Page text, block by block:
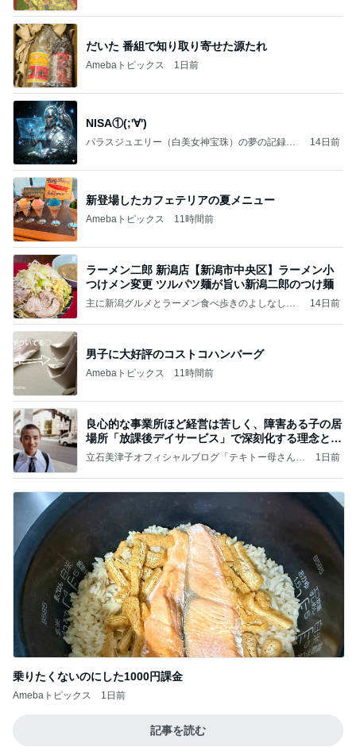
だいた 番組で知り取り寄せた源たれ
Amebaトピックス 1日前
NISA①(;'∀')
パラスジュエリー（白美女神宝珠）の夢の記録
14日前
新登場したカフェテリアの夏メニュー
Amebaトピックス 11時間前
ラーメン二郎 新潟店【新潟市中央区】ラーメン小
つけメン変更 ツルパツ麺が旨い新潟二郎のつけ麺
主に新潟グルメとラーメン食べ歩きのよしなしご
14日前
男子に大好評のコストコハンバーグ
Amebaトピックス 11時間前
良心的な事業所ほど経営は苦しく、障害ある子の居
場所「放課後デイサービス」で深刻化する理念と現
実の
立石美津子オフィシャルブログ「テキトー母さんの
1日前
乗りたくないのにした1000円課金
Amebaトピックス 1日前
記事を読む